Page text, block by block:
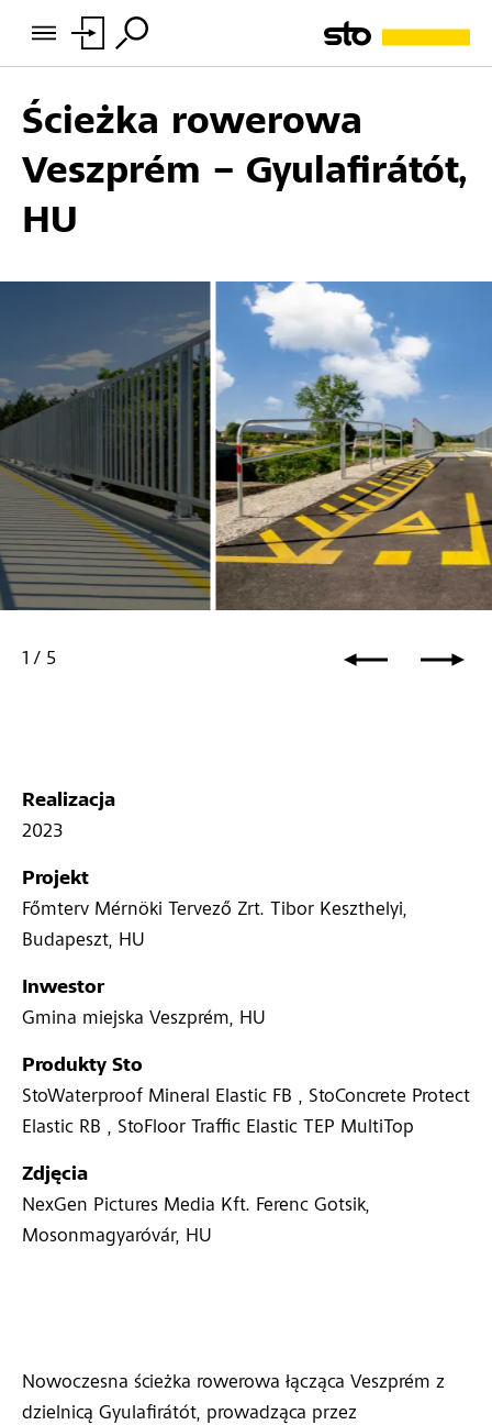
Ścieżka rowerowa
Veszprém – Gyulafirátót,
HU
1 / 5
Realizacja
2023
Projekt
Főmterv Mérnöki Tervező Zrt. Tibor Keszthelyi,
Budapeszt, HU
Inwestor
Gmina miejska Veszprém, HU
Produkty Sto
StoWaterproof Mineral Elastic FB , StoConcrete Protect
Elastic RB , StoFloor Traffic Elastic TEP MultiTop
Zdjęcia
NexGen Pictures Media Kft. Ferenc Gotsik,
Mosonmagyaróvár, HU
Nowoczesna ścieżka rowerowa łącząca Veszprém z
dzielnicą Gyulafirátót, prowadząca przez